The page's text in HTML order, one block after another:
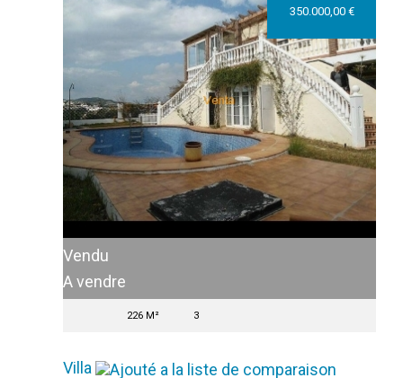
Vendu
A vendre
350.000,00 €
226 M² 3
Villa